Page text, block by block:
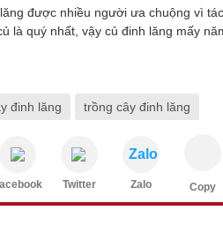
được nhiều người ưa chuộng vì
là quý nhất, vậy củ đinh lăng mấy
đinh lăng trồng cây đinh lăng
Twitter
Zalo
Zalo Copy